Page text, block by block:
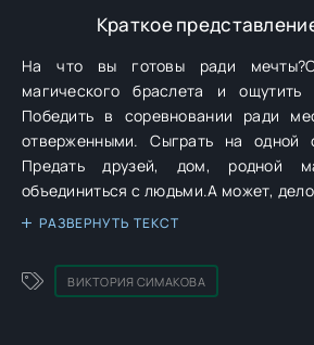
Краткое
На что вы готовы ради
магического браслета и
Победить в соревновании ради
отверженными. Сыграть на одной
Предать друзей, дом, родной
объединиться с людьми.А может,
а в любви?Новые приключения Рид в
РАЗВЕРНУТЬ ТЕКСТ
ВИКТОРИЯ СИМАКОВА